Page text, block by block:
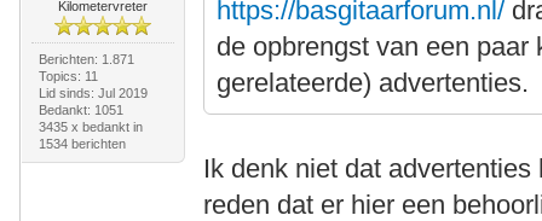
Kilometervreter
Berichten: 1.871
Topics: 11
Lid sinds: Jul 2019
Bedankt: 1051
3435 x bedankt in
1534 berichten
https://basgitaarforum.nl/
de opbrengst van een
gerelateerde) advertenties.
Ik denk niet dat
reden dat er hier een